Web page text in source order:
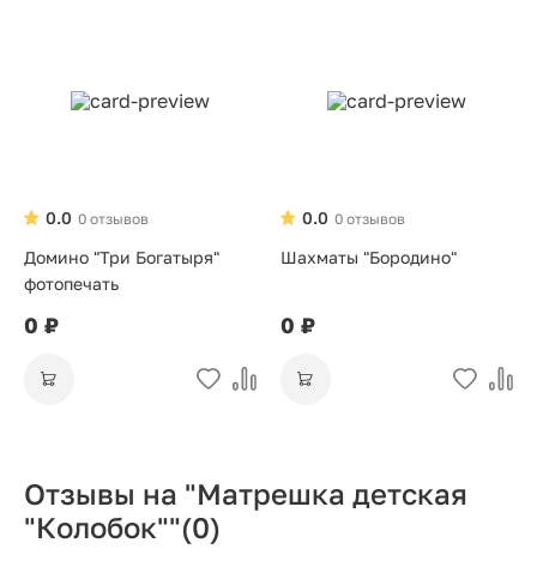
0 отзывов
0.0
Домино "Три Богатыря"
фотопечать
0 ₽
0 отзывов
0.0
Шахматы "Бородино"
0 ₽
Отзывы на "Матрешка детская
"Колобок""(0)